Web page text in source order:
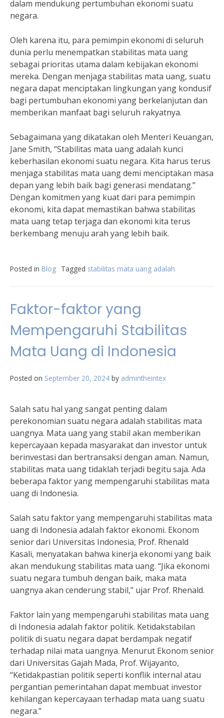
dalam mendukung pertumbuhan ekonomi suatu
negara.
Oleh karena itu, para pemimpin ekonomi di seluruh
dunia perlu menempatkan stabilitas mata uang
sebagai prioritas utama dalam kebijakan ekonomi
mereka. Dengan menjaga stabilitas mata uang, suatu
negara dapat menciptakan lingkungan yang kondusif
bagi pertumbuhan ekonomi yang berkelanjutan dan
memberikan manfaat bagi seluruh rakyatnya.
Sebagaimana yang dikatakan oleh Menteri Keuangan,
Jane Smith, “Stabilitas mata uang adalah kunci
keberhasilan ekonomi suatu negara. Kita harus terus
menjaga stabilitas mata uang demi menciptakan masa
depan yang lebih baik bagi generasi mendatang.”
Dengan komitmen yang kuat dari para pemimpin
ekonomi, kita dapat memastikan bahwa stabilitas
mata uang tetap terjaga dan ekonomi kita terus
berkembang menuju arah yang lebih baik.
Posted in Blog Tagged stabilitas mata uang adalah
Faktor-faktor yang
Mempengaruhi Stabilitas
Mata Uang di Indonesia
Posted on September 20, 2024 by admintheintex
Salah satu hal yang sangat penting dalam
perekonomian suatu negara adalah stabilitas mata
uangnya. Mata uang yang stabil akan memberikan
kepercayaan kepada masyarakat dan investor untuk
berinvestasi dan bertransaksi dengan aman. Namun,
stabilitas mata uang tidaklah terjadi begitu saja. Ada
beberapa faktor yang mempengaruhi stabilitas mata
uang di Indonesia.
Salah satu faktor yang mempengaruhi stabilitas mata
uang di Indonesia adalah faktor ekonomi. Ekonom
senior dari Universitas Indonesia, Prof. Rhenald
Kasali, menyatakan bahwa kinerja ekonomi yang baik
akan mendukung stabilitas mata uang. “Jika ekonomi
suatu negara tumbuh dengan baik, maka mata
uangnya akan cenderung stabil,” ujar Prof. Rhenald.
Faktor lain yang mempengaruhi stabilitas mata uang
di Indonesia adalah faktor politik. Ketidakstabilan
politik di suatu negara dapat berdampak negatif
terhadap nilai mata uangnya. Menurut Ekonom senior
dari Universitas Gajah Mada, Prof. Wijayanto,
“Ketidakpastian politik seperti konflik internal atau
pergantian pemerintahan dapat membuat investor
kehilangan kepercayaan terhadap mata uang suatu
negara.”